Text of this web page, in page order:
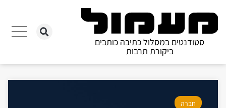
סטודנטים במסלול כתיבה כותבים
ביקורת תרבות
חברה